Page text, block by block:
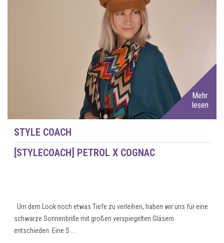
Mehr
lesen
STYLE COACH
[STYLECOACH] PETROL X COGNAC
Um dem Look noch etwas Tiefe zu verleihen, haben wir uns für eine
schwarze Sonnenbrille mit großen verspiegelten Gläsern
entschieden. Eine S ...